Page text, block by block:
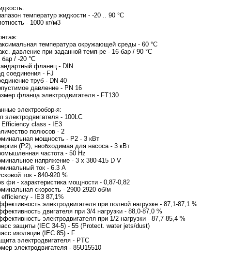
температур жидкости - -20 .. 90 °C
- 1000 кг/м3
температура окружающей среды - 60 °C
давление при заданной темп-ре - 16 бар / 90 °C
бар / -20 °C
фланец - DIN
соединения - FJ
труб - DN 40
давление - PN 16
фланца электродвигателя - FT130
электрообор-я:
электродвигателя - 100LC
Efficiency class - IE3
полюсов - 2
мощность - P2 - 3 кВт
(Р2), необходимая для насоса - 3 кВт
частота - 50 Hz
напряжение - 3 x 380-415 D V
ток - 6.3 A
ток - 840-920 %
фи - характеристика мощности - 0,87-
скорость - 2900-2920 об/м
efficiency - IE3 87,1%
электродвигателя при полной нагрузке - 87,1-87,1 %
двигателя при 3/4 нагрузки - 88,0-87,0 %
электродвигателя при 1/2 нагрузки - 87,7-85,4 %
защиты (IEC 34-5) - 55 (Protect. water jets/dust)
изоляции (IEC 85) - F
электродвигателя - PTC
электродвигателя - 85U15510